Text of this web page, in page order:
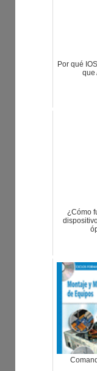
Por qué
que
¿Cómo